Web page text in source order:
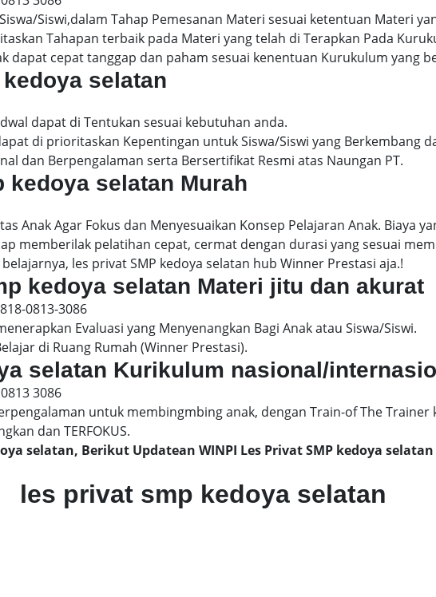
Siswi,dalam Tahap Pemesanan Materi sesuai ketentuan Materi
Tahapan terbaik pada Materi yang telah di Terapkan Pada
dapat cepat tanggap dan paham sesuai kenentuan Kurukulum yang
selatan
dapat di Tentukan sesuai kebutuhan anda.
di prioritaskan Kepentingan untuk Siswa/Siswi yang Berkembang
dan Berpengalaman serta Bersertifikat Resmi atas Naungan PT.
selatan Murah
Anak Agar Fokus dan Menyesuaikan Konsep Pelajaran Anak. Biaya
memberilak pelatihan cepat, cermat dengan durasi yang sesuai
les privat SMP kedoya selatan hub Winner Prestasi aja.!
kedoya selatan Materi jitu dan akurat
0813-3086
Evaluasi yang Menyenangkan Bagi Anak atau Siswa/Siswi.
di Ruang Rumah (Winner Prestasi).
selatan Kurikulum nasional/
3086
untuk membingmbing anak, dengan Train-of The
dan TERFOKUS.
selatan, Berikut Updatean WINPI Les Privat SMP kedoya
les privat smp kedoya selatan